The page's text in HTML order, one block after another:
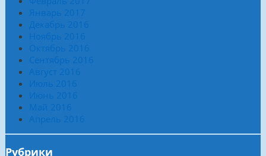
Январь 2017
Декабрь 2016
Ноябрь 2016
Октябрь 2016
Сентябрь 2016
Август 2016
Июль 2016
Июнь 2016
Май 2016
Апрель 2016
Рубрики